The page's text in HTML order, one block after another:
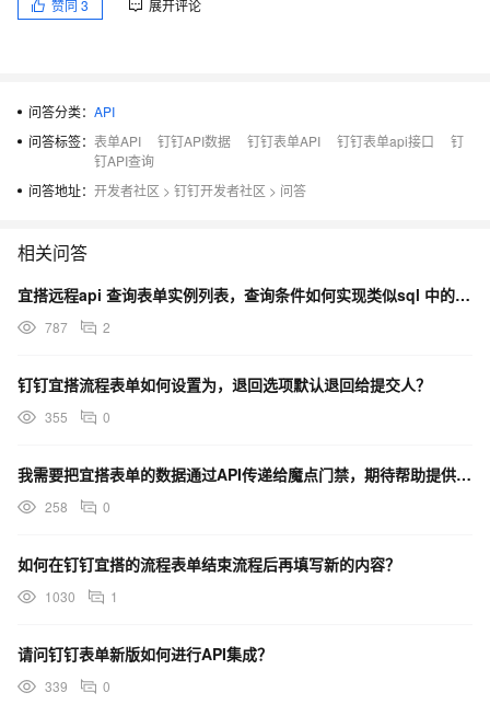
赞同 3 展开评论
问答分类： API
问答标签： 表单API 钉钉API数据 钉钉表单API 钉钉表单api接口
钉
钉API查询
问答地址： 开发者社区 > 钉钉开发者社区 > 问答
相关问答
宜搭远程api 查询表单实例列表，查询条件如何实现类似sql 中的 in (a, b,……)的功能？
787 2
钉钉宜搭流程表单如何设置为，退回选项默认退回给提交人？
355 0
我需要把宜搭表单的数据通过API传递给魔点门禁，期待帮助提供学习方案
258 0
如何在钉钉宜搭的流程表单结束流程后再填写新的内容？
1030 1
请问钉钉表单新版如何进行API集成？
339 0